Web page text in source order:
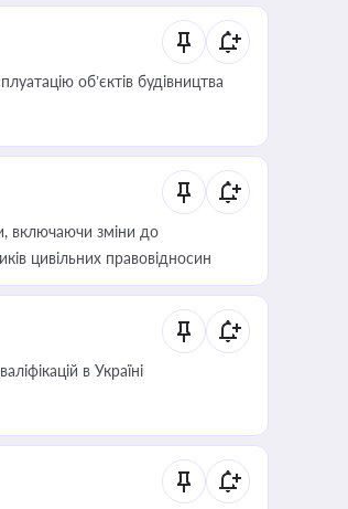
об’єктів будівництва
включаючи зміни до
цивільних правовідносин
в Україні